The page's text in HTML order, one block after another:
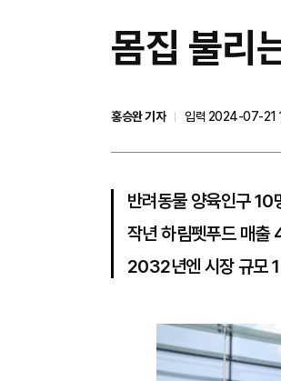
몸집 불리
홍승완 기자
입력 2024-07-21
반려동물 양육인구 10
작년 하림펫푸드 매출
2032년엔 시장 규모